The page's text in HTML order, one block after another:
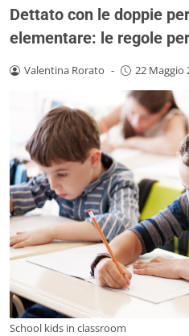
Dettato con le doppie
elementare: le regole
Valentina Rorato - 22 Maggio
School kids in classroom